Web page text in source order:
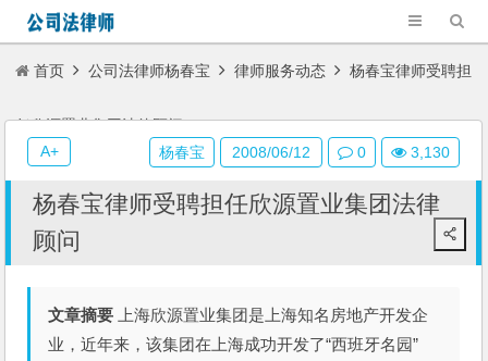
首页 公司法律师杨春宝 律师服务动态 杨春宝律师受聘担
任欣源置业集团法律顾问
杨春宝律师受聘担任欣源置业集团法律
顾问
文章摘要 上海欣源置业集团是上海知名房地产开发企
业，近年来，该集团在上海成功开发了“西班牙名园”
杨春宝 2008/06/12 0 3,130
A+